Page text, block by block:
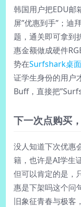
韩国用户把EDU邮
屏”优惠到手”；迪
题，通关即可拿到
惠金额做成硬件
势在Surfshark桌
证学生身份的用户
Buff，直接把
下一次点购买
没人知道下次优惠
籍，也许是AI学生
但可以肯定的是，
惠是下架吗这个问
旧象征青春与极客